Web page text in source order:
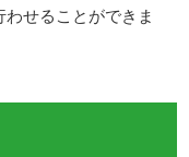
せることができま